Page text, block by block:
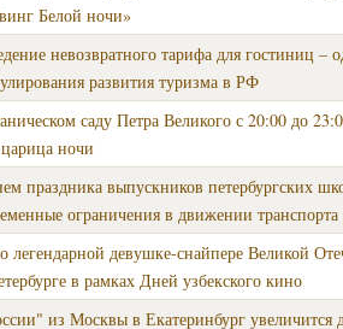
Белой ночи»
невозвратного тарифа для гостиниц –
развития туризма в РФ
саду Петра Великого с 20:00 до
ночи
праздника выпускников петербургских
ограничения в движении транспорта
легендарной девушке-снайпере Великой
в рамках Дней узбекского кино
из Москвы в Екатеринбург увеличится